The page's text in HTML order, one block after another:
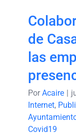
de
las
PorAcaire |
Internet,
Covid19